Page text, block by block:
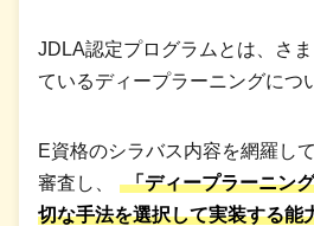
JDLA認定プログラムとは、さ
ているディープラーニングにつ
E資格のシラバス内容を網羅し
審査し、
「ディープラーニン
切な手法を選択して実装する能